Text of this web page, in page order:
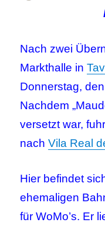
Nach zwei
Markthalle in
Donnerstag,
Nachdem
versetzt war,
nachVila Real
Hier befindet
ehemaligen
für WoMo’s. Er